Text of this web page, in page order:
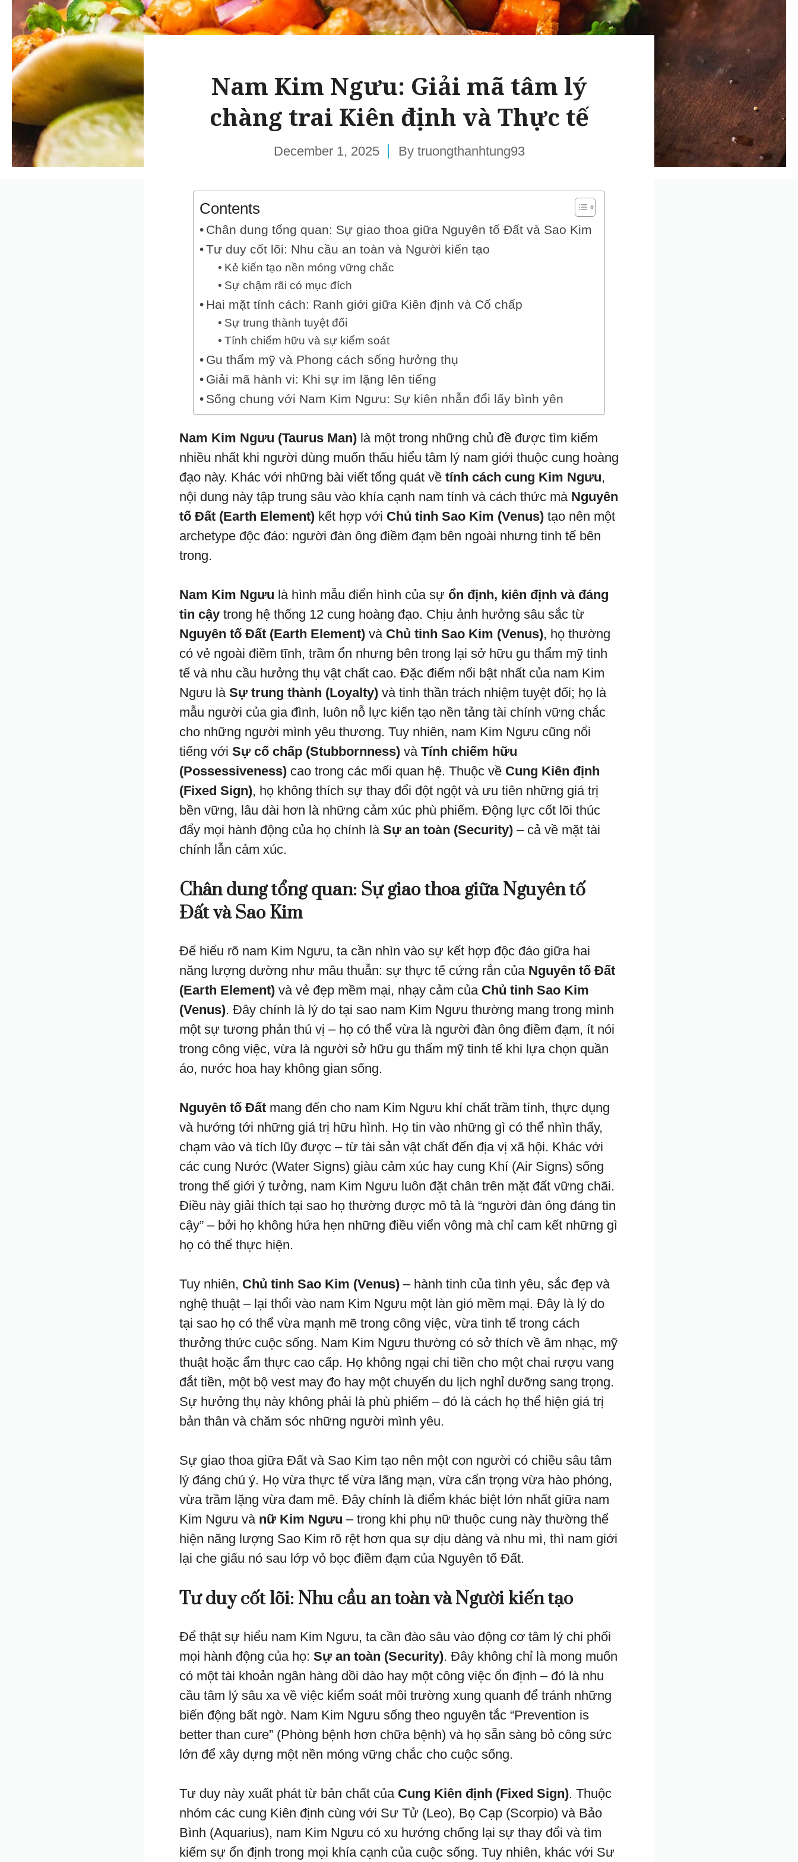
Nam Kim Ngưu: Giải mã tâm lý
chàng trai Kiên định và Thực tế
December 1, 2025 By truongthanhtung93
Contents
Chân dung tổng quan: Sự giao thoa giữa Nguyên tố Đất và Sao Kim
Tư duy cốt lõi: Nhu cầu an toàn và Người kiến tạo
Kẻ kiến tạo nền móng vững chắc
Sự chậm rãi có mục đích
Hai mặt tính cách: Ranh giới giữa Kiên định và Cố chấp
Sự trung thành tuyệt đối
Tính chiếm hữu và sự kiểm soát
Gu thẩm mỹ và Phong cách sống hưởng thụ
Giải mã hành vi: Khi sự im lặng lên tiếng
Sống chung với Nam Kim Ngưu: Sự kiên nhẫn đổi lấy bình yên
Nam Kim Ngưu (Taurus Man) là một trong những chủ đề được tìm kiếm
nhiều nhất khi người dùng muốn thấu hiểu tâm lý nam giới thuộc cung hoàng
đạo này. Khác với những bài viết tổng quát về tính cách cung Kim Ngưu,
nội dung này tập trung sâu vào khía cạnh nam tính và cách thức mà Nguyên
tố Đất (Earth Element) kết hợp với Chủ tinh Sao Kim (Venus) tạo nên một
archetype độc đáo: người đàn ông điềm đạm bên ngoài nhưng tinh tế bên
trong.
Nam Kim Ngưu là hình mẫu điển hình của sự ổn định, kiên định và đáng
tin cậy trong hệ thống 12 cung hoàng đạo. Chịu ảnh hưởng sâu sắc từ
Nguyên tố Đất (Earth Element) và Chủ tinh Sao Kim (Venus), họ thường
có vẻ ngoài điềm tĩnh, trầm ổn nhưng bên trong lại sở hữu gu thẩm mỹ tinh
tế và nhu cầu hưởng thụ vật chất cao. Đặc điểm nổi bật nhất của nam Kim
Ngưu là Sự trung thành (Loyalty) và tinh thần trách nhiệm tuyệt đối; họ là
mẫu người của gia đình, luôn nỗ lực kiến tạo nền tảng tài chính vững chắc
cho những người mình yêu thương. Tuy nhiên, nam Kim Ngưu cũng nổi
tiếng với Sự cố chấp (Stubbornness) và Tính chiếm hữu
(Possessiveness) cao trong các mối quan hệ. Thuộc về Cung Kiên định
(Fixed Sign), họ không thích sự thay đổi đột ngột và ưu tiên những giá trị
bền vững, lâu dài hơn là những cảm xúc phù phiếm. Động lực cốt lõi thúc
đẩy mọi hành động của họ chính là Sự an toàn (Security) – cả về mặt tài
chính lẫn cảm xúc.
Chân dung tổng quan: Sự giao thoa giữa Nguyên tố
Đất và Sao Kim
Để hiểu rõ nam Kim Ngưu, ta cần nhìn vào sự kết hợp độc đáo giữa hai
năng lượng dường như mâu thuẫn: sự thực tế cứng rắn của Nguyên tố Đất
(Earth Element) và vẻ đẹp mềm mại, nhạy cảm của Chủ tinh Sao Kim
(Venus). Đây chính là lý do tại sao nam Kim Ngưu thường mang trong mình
một sự tương phản thú vị – họ có thể vừa là người đàn ông điềm đạm, ít nói
trong công việc, vừa là người sở hữu gu thẩm mỹ tinh tế khi lựa chọn quần
áo, nước hoa hay không gian sống.
Nguyên tố Đất mang đến cho nam Kim Ngưu khí chất trầm tính, thực dụng
và hướng tới những giá trị hữu hình. Họ tin vào những gì có thể nhìn thấy,
chạm vào và tích lũy được – từ tài sản vật chất đến địa vị xã hội. Khác với
các cung Nước (Water Signs) giàu cảm xúc hay cung Khí (Air Signs) sống
trong thế giới ý tưởng, nam Kim Ngưu luôn đặt chân trên mặt đất vững chãi.
Điều này giải thích tại sao họ thường được mô tả là “người đàn ông đáng tin
cậy” – bởi họ không hứa hẹn những điều viển vông mà chỉ cam kết những gì
họ có thể thực hiện.
Tuy nhiên, Chủ tinh Sao Kim (Venus) – hành tinh của tình yêu, sắc đẹp và
nghệ thuật – lại thổi vào nam Kim Ngưu một làn gió mềm mại. Đây là lý do
tại sao họ có thể vừa mạnh mẽ trong công việc, vừa tinh tế trong cách
thưởng thức cuộc sống. Nam Kim Ngưu thường có sở thích về âm nhạc, mỹ
thuật hoặc ẩm thực cao cấp. Họ không ngại chi tiền cho một chai rượu vang
đắt tiền, một bộ vest may đo hay một chuyến du lịch nghỉ dưỡng sang trọng.
Sự hưởng thụ này không phải là phù phiếm – đó là cách họ thể hiện giá trị
bản thân và chăm sóc những người mình yêu.
Sự giao thoa giữa Đất và Sao Kim tạo nên một con người có chiều sâu tâm
lý đáng chú ý. Họ vừa thực tế vừa lãng mạn, vừa cẩn trọng vừa hào phóng,
vừa trầm lặng vừa đam mê. Đây chính là điểm khác biệt lớn nhất giữa nam
Kim Ngưu và nữ Kim Ngưu – trong khi phụ nữ thuộc cung này thường thể
hiện năng lượng Sao Kim rõ rệt hơn qua sự dịu dàng và nhu mì, thì nam giới
lại che giấu nó sau lớp vỏ bọc điềm đạm của Nguyên tố Đất.
Tư duy cốt lõi: Nhu cầu an toàn và Người kiến tạo
Để thật sự hiểu nam Kim Ngưu, ta cần đào sâu vào động cơ tâm lý chi phối
mọi hành động của họ: Sự an toàn (Security). Đây không chỉ là mong muốn
có một tài khoản ngân hàng dồi dào hay một công việc ổn định – đó là nhu
cầu tâm lý sâu xa về việc kiểm soát môi trường xung quanh để tránh những
biến động bất ngờ. Nam Kim Ngưu sống theo nguyên tắc “Prevention is
better than cure” (Phòng bệnh hơn chữa bệnh) và họ sẵn sàng bỏ công sức
lớn để xây dựng một nền móng vững chắc cho cuộc sống.
Tư duy này xuất phát từ bản chất của Cung Kiên định (Fixed Sign). Thuộc
nhóm các cung Kiên định cùng với Sư Tử (Leo), Bọ Cạp (Scorpio) và Bảo
Bình (Aquarius), nam Kim Ngưu có xu hướng chống lại sự thay đổi và tìm
kiếm sự ổn định trong mọi khía cạnh của cuộc sống. Tuy nhiên, khác với Sư